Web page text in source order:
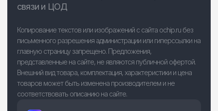
связи и ЦОД
Копирование текстов или изображений с сайта ochip.ru без
письменного разрешения администрации или гиперссылки на
главную страницу запрещено. Предложения,
представленные на сайте, не являются публичной офертой.
Внешний вид товара, комплектация, характеристики и цена
товаров может быть изменена производителем и не
соответствовать описанию на сайте.